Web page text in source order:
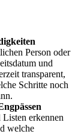
Person oder
und
transparent,
Schritte noch
erkennen
welche